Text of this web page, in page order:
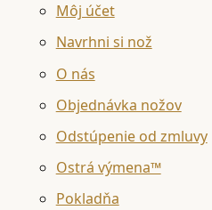
Môj účet
Navrhni si nož
O nás
Objednávka nožov
Odstúpenie od zmluvy
Ostrá výmena™
Pokladňa